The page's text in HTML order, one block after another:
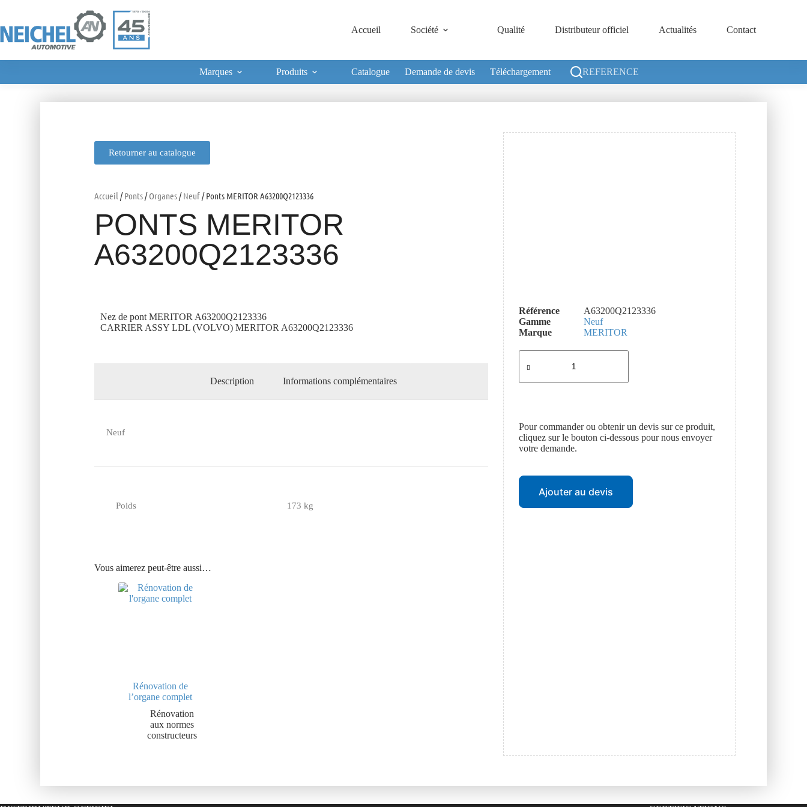
Accueil Société Qualité Distributeur officiel Actualités Contact
Marques Produits Catalogue Demande de devis Téléchargement REFERENCE
Retourner au catalogue
Accueil /Ponts/Organes/Neuf/ Ponts MERITOR A63200Q2123336
PONTS MERITOR
A63200Q2123336
Nez de pont MERITOR A63200Q2123336
CARRIER ASSY LDL (VOLVO) MERITOR A63200Q2123336
Description Informations complémentaires
Neuf
Poids 173 kg
Vous aimerez peut-être aussi…
Rénovation de
l’organe complet
Rénovation
aux normes
constructeurs
Référence
A63200Q2123336
Gamme
Neuf
Marque
MERITOR
Pour commander ou obtenir un devis sur ce produit,
cliquez sur le bouton ci-dessous pour nous envoyer
votre demande.
Ajouter au devis